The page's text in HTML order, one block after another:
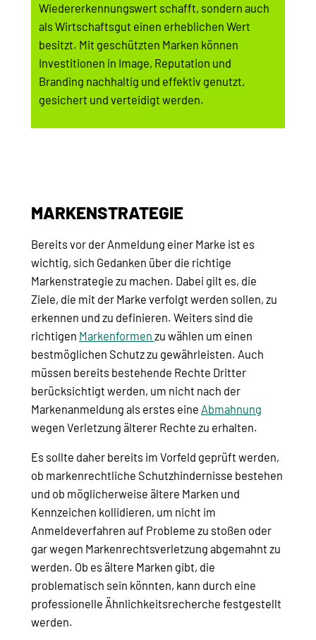
Wiedererkennungswert schafft, sondern auch
als Wirtschaftsgut einen erheblichen Wert
besitzt. Mit geschützten Marken können
Investitionen in Image, Reputation und
Branding nachhaltig und effektiv genutzt,
gesichert und verteidigt werden.
MARKENSTRATEGIE
Bereits vor der Anmeldung einer Marke ist es
wichtig, sich Gedanken über die richtige
Markenstrategie zu machen. Dabei gilt es, die
Ziele, die mit der Marke verfolgt werden sollen, zu
erkennen und zu definieren. Weiters sind die
richtigen Markenformen zu wählen um einen
bestmöglichen Schutz zu gewährleisten. Auch
müssen bereits bestehende Rechte Dritter
berücksichtigt werden, um nicht nach der
Markenanmeldung als erstes eine Abmahnung
wegen Verletzung älterer Rechte zu erhalten.
Es sollte daher bereits im Vorfeld geprüft werden,
ob markenrechtliche Schutzhindernisse bestehen
und ob möglicherweise ältere Marken und
Kennzeichen kollidieren, um nicht im
Anmeldeverfahren auf Probleme zu stoßen oder
gar wegen Markenrechtsverletzung abgemahnt zu
werden. Ob es ältere Marken gibt, die
problematisch sein könnten, kann durch eine
professionelle Ähnlichkeitsrecherche festgestellt
werden.